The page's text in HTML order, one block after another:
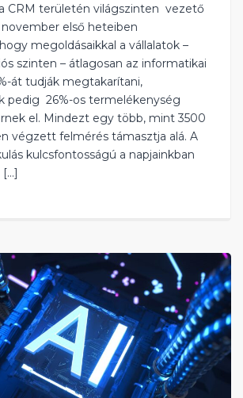
CRM területén világszinten vezető
első heteiben
megoldásaikkal a vállalatok –
szinten – átlagosan az informatikai
át tudják megtakarítani,
pedig 26%-os termelékenység
el. Mindezt egy több, mint 3500
végzett felmérés támasztja alá. A
kulcsfontosságú a napjainkban
[…]